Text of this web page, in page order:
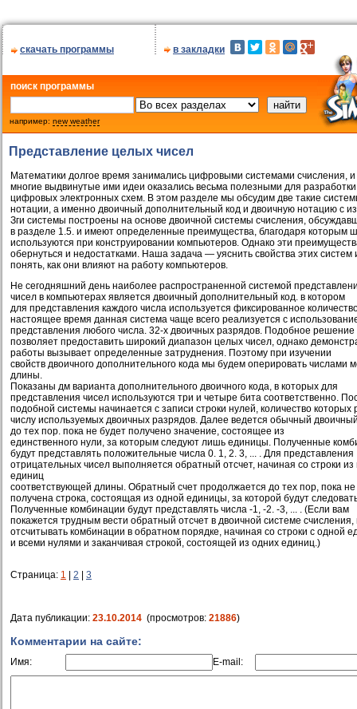
скачать программы в закладки
поиск программы
например: new weather
Представление целых чисел
Математики долгое время занимались цифровыми системами счисления, и
многие выдвинутые ими идеи оказались весьма полезными для разработки
цифровых электронных схем. В этом разделе мы обсудим две такие
нотации, а именно двоичный дополнительный код и двоичную нотацию с
Зги системы построены на основе двоичной системы счисления,
в разделе 1.5. и имеют определенные преимущества, благодаря которым
используются при конструировании компьютеров. Однако эти
обернуться и недостатками. Наша задача — уяснить свойства этих систем
понять, как они влияют на работу компьютеров.
Не сегодняшний день наиболее распространенной системой
чисел в компьютерах является двоичный дополнительный код. в котором
для представления каждого числа используется фиксированное
настоящее время данная система чаще всего реализуется с
представления любого числа. 32-х двоичных разрядов. Подобное решение
позволяет предоставить широкий диапазон целых чисел, однако
работы вызывает определенные затруднения. Поэтому при изучении
свойств двоичного дополнительного кода мы будем оперировать числами
длины.
Показаны дм варианта дополнительного двоичного кода, в которых для
представления чисел используются три и четыре бита соответственно.
подобной системы начинается с записи строки нулей, количество которых
числу используемых двоичных разрядов. Далее ведется обычный
до тех пор. пока не будет получено значение, состоящее из
единственного нули, за которым следуют лишь единицы. Полученные
будут представлять положительные числа 0. 1, 2. 3, ... . Для представления
отрицательных чисел выполняется обратный отсчет, начиная со строки из
единиц
соответствующей длины. Обратный счет продолжается до тех пор, пока не
получена строка, состоящая из одной единицы, за которой будут
Полученные комбинации будут представлять числа -1, -2. -3, ... . (Если вам
покажется трудным вести обратный отсчет в двоичной системе
отсчитывать комбинации в обратном порядке, начиная со строки с одной
и всеми нулями и заканчивая строкой, состоящей из одних единиц.)
Страница: 1 2 3
Дата публикации: 23.10.2014 (просмотров: 21886)
Комментарии на сайте:
Имя: E-mail: